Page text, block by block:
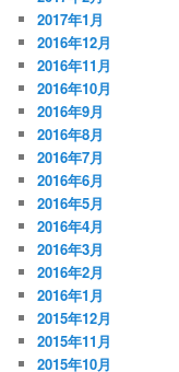
2017年1月
2016年12月
2016年11月
2016年10月
2016年9月
2016年8月
2016年7月
2016年6月
2016年5月
2016年4月
2016年3月
2016年2月
2016年1月
2015年12月
2015年11月
2015年10月